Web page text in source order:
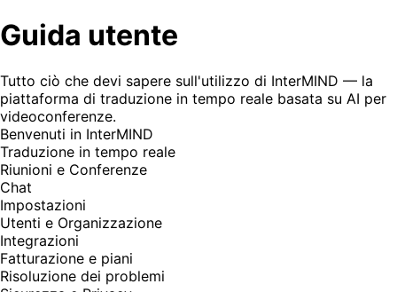
Guida utente
Tutto ciò che devi sapere sull'utilizzo di InterMIND — la
piattaforma di traduzione in tempo reale basata su AI per
videoconferenze.
Benvenuti in InterMIND
Traduzione in tempo reale
Riunioni e Conferenze
Chat
Impostazioni
Utenti e Organizzazione
Integrazioni
Fatturazione e piani
Risoluzione dei problemi